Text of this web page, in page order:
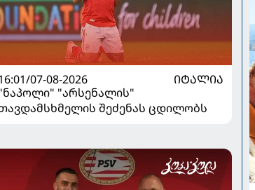
07-08-2026
ᲘᲢᲐᲚᲘᲐ
"არსენალის"
შეძენას ცდილობს